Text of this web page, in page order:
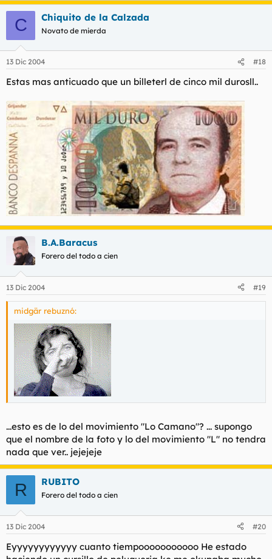
C Chiquito de la Calzada
Novato de mierda
13 Dic 2004 #18
Estas mas anticuado que un billeterl de cinco mil durosll..
B.A.Baracus
Forero del todo a cien
13 Dic 2004 #19
midgär rebuznó:
...esto es de lo del movimiento "Lo Camano"? ... supongo
que el nombre de la foto y lo del movimiento "L" no tendra
nada que ver.. jejejeje
R RUBITO
Forero del todo a cien
13 Dic 2004 #20
Eyyyyyyyyyyyy cuanto tiempooooooooooo He estado